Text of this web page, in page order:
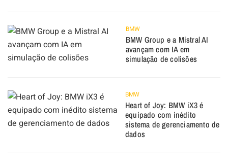
BMW
BMW Group e a Mistral AI
avançam com IA em
simulação de colisões
BMW
Heart of Joy: BMW iX3 é
equipado com inédito
sistema de gerenciamento de
dados